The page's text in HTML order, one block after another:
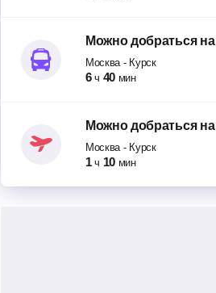
Можно добратьсяна
Москва- Курск
6 ч 40 мин
Можно добратьсяна
Москва- Курск
1 ч 10 мин